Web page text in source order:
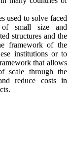
used to solve faced
of small size and
structures and the
framework of the
institutions or to
that allows
scale through the
reduce costs in